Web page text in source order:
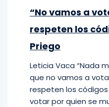
“No vamos a
respeten los
Priego
Leticia Vaca “Nada
que no vamos a
respeten los
votar por quien se